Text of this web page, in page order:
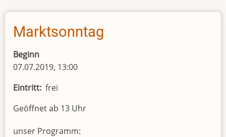
Marktsonntag
Beginn
07.07.2019, 13:00
Eintritt frei
Geöffnet ab 13 Uhr
unser Programm: